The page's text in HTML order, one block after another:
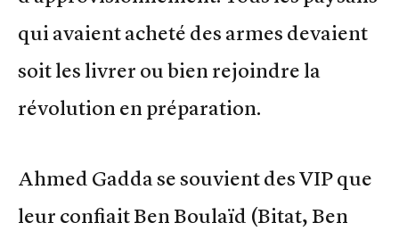
qui avaient acheté des armes devaient
soit les livrer ou bien rejoindre la
révolution en préparation.
Ahmed Gadda se souvient des VIP que
leur confiait Ben Boulaïd (Bitat, Ben